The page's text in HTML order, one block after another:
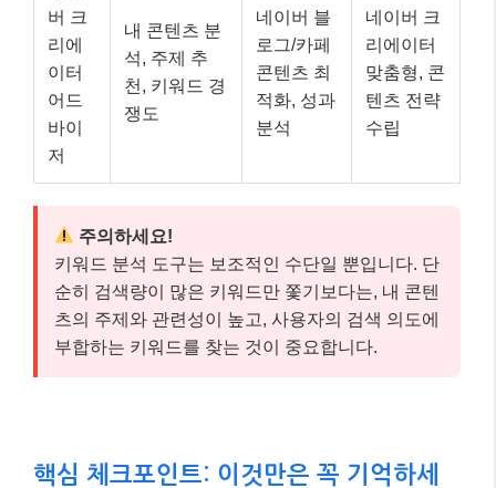
버 크
리에
이터
어드
바이
저
내 콘텐츠 분
석, 주제 추
천, 키워드 경
쟁도
네이버 블
로그/카페
콘텐츠 최
적화, 성과
분석
네이버 크
리에이터
맞춤형, 콘
텐츠 전략
수립
주의하세요!
키워드 분석 도구는 보조적인 수단일 뿐입니다. 단
순히 검색량이 많은 키워드만 쫓기보다는, 내 콘텐
츠의 주제와 관련성이 높고, 사용자의 검색 의도에
부합하는 키워드를 찾는 것이 중요합니다.
핵심 체크포인트: 이것만은 꼭 기억하세